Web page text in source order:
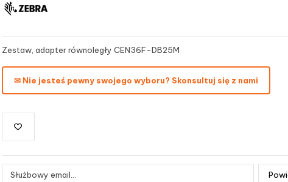
Zestaw, adapter równoległy CEN36F-DB25M
✉ Nie jesteś pewny swojego wyboru? Skonsultuj się z nami